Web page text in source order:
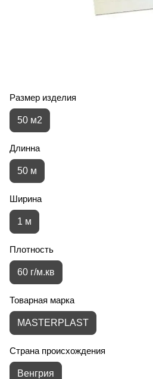
Размер изделия
50 м2
Длинна
50 м
Ширина
1 м
Плотность
60 г/м.кв
Товарная марка
MASTERPLAST
Страна происхождения
Венгрия